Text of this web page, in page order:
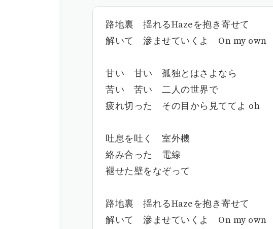
路地裏 揺れるHazeを抱き寄せて
解いて 滲ませていくよ On my own
甘い 甘い 孤独とはさよなら
苦い 苦い 二人の世界で
疲れ切った その目から見ててよ oh
吐息を吐く 室外機
絡み合った 電線
褪せた壁をなぞって
路地裏 揺れるHazeを抱き寄せて
解いて 滲ませていくよ On my own